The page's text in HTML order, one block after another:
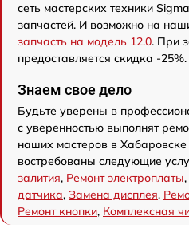
сеть мастерских техники
запчастей. И возможно на
запчасть на модель 12.0. При
предоставляется скидка -25%.
Знаем свое дело
Будьте уверены в
с уверенностью выполнят
наших мастеров в
востребованы следующие
залития, Ремонт электроплаты,
датчика, Замена дисплея,
Ремонт кнопки, Комплексная